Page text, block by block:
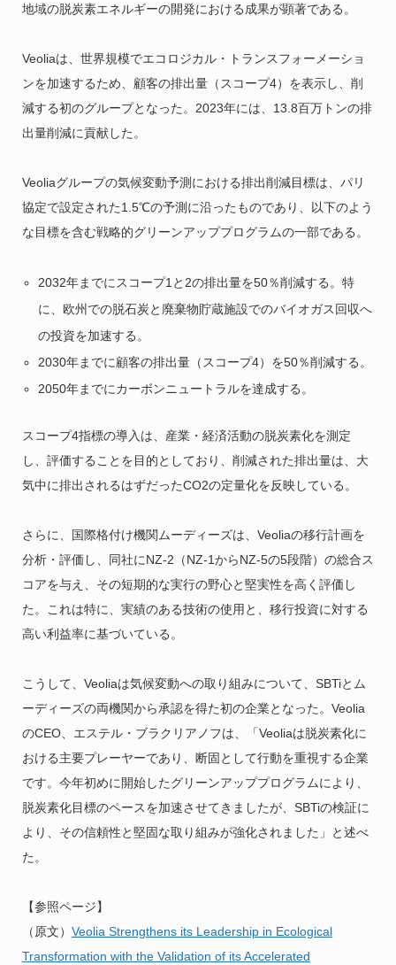
地域の脱炭素エネルギーの開発における成果が顕著である。
Veoliaは、世界規模でエコロジカル・トランスフォーメーショ
ンを加速するため、顧客の排出量（スコープ4）を表示し、削
減する初のグループとなった。2023年には、13.8百万トンの排
出量削減に貢献した。
Veoliaグループの気候変動予測における排出削減目標は、パリ
協定で設定された1.5℃の予測に沿ったものであり、以下のよう
な目標を含む戦略的グリーンアッププログラムの一部である。
2032年までにスコープ1と2の排出量を50％削減する。特
に、欧州での脱石炭と廃棄物貯蔵施設でのバイオガス回収へ
の投資を加速する。
2030年までに顧客の排出量（スコープ4）を50％削減する。
2050年までにカーボンニュートラルを達成する。
スコープ4指標の導入は、産業・経済活動の脱炭素化を測定
し、評価することを目的としており、削減された排出量は、大
気中に排出されるはずだったCO2の定量化を反映している。
さらに、国際格付け機関ムーディーズは、Veoliaの移行計画を
分析・評価し、同社にNZ-2（NZ-1からNZ-5の5段階）の総合ス
コアを与え、その短期的な実行の野心と堅実性を高く評価し
た。これは特に、実績のある技術の使用と、移行投資に対する
高い利益率に基づいている。
こうして、Veoliaは気候変動への取り組みについて、SBTiとム
ーディーズの両機関から承認を得た初の企業となった。Veolia
のCEO、エステル・ブラクリアノフは、「Veoliaは脱炭素化に
おける主要プレーヤーであり、断固として行動を重視する企業
です。今年初めに開始したグリーンアッププログラムにより、
脱炭素化目標のペースを加速させてきましたが、SBTiの検証に
より、その信頼性と堅固な取り組みが強化されました」と述べ
た。
【参照ページ】
（原文） Veolia Strengthens its Leadership in Ecological
Transformation with the Validation of its Accelerated